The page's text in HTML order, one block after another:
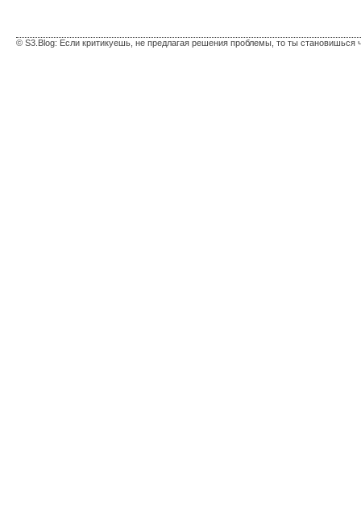
© S3.Blog: Если критикуешь, не предлагая решения проблемы, то ты становишься